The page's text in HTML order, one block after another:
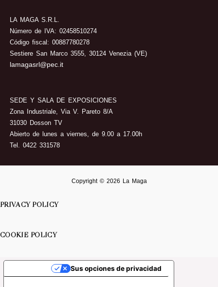
LA MAGA S.R.L.
Número de IVA: 02458510274
Código fiscal: 00887780278
Sestiere San Marco 3555, 30124 Venezia (VE)
lamagasrl@pec.it
SEDE Y SALA DE EXPOSICIONES
Zona Industriale, Via V. Pareto 8/A
31030 Dosson TV
Abierto de lunes a viernes, de 9.00 a 17.00h
Tel. 0422 331578
Copyright © 2026 La Maga
PRIVACY POLICY
COOKIE POLICY
Sus opciones de privacidad